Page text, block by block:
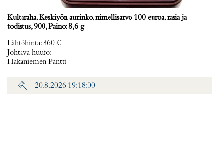
Kultaraha, Keskiyön aurinko, nimellisarvo 100 euroa, rasia ja
todistus, 900, Paino: 8,6 g
Lähtöhinta:860 €
Johtava huuto:-
Hakaniemen Pantti
20.8.2026 19:18:00